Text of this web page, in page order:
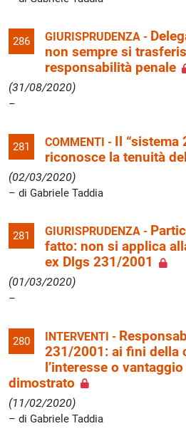
286 GIURISPRUDENZA -
non sempre si
responsabilità penale
(31/08/2020)
281 COMMENTI -
Il
riconosce la tenuità
(02/03/2020)
di Gabriele Taddia
281 GIURISPRUDENZA -
fatto: non si applica
ex Dlgs 231/2001
(01/03/2020)
280 INTERVENTI -
231/2001: ai fini della
l’interesse o vantaggio
dimostrato
(11/02/2020)
di Gabriele Taddia